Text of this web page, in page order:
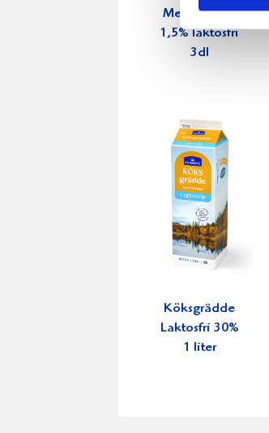
Mellanmjölk
1,5% laktosfri
3dl
Köksgrädde
Laktosfri 30%
1 liter